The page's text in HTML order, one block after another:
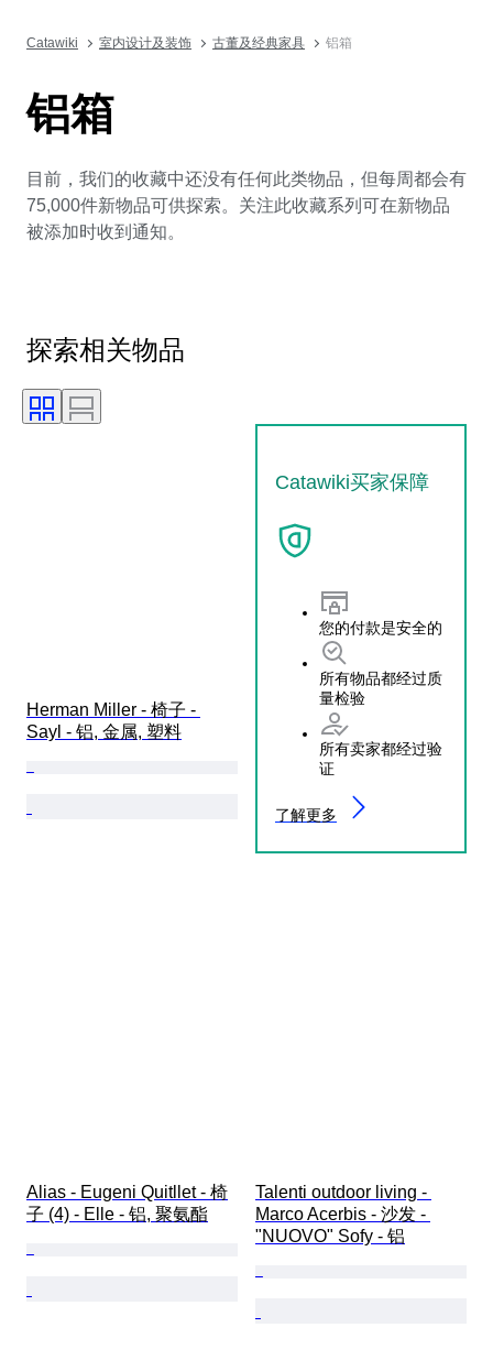
Catawiki 室内设计及装饰 古董及经典家具 铝箱
铝箱
目前，我们的收藏中还没有任何此类物品，但每周都会有
75,000件新物品可供探索。关注此收藏系列可在新物品
被添加时收到通知。
探索相关物品
Catawiki买家保障
您的付款是安全的
所有物品都经过质
量检验
所有卖家都经过验
证
了解更多
Herman Miller - 椅子 -
Sayl - 铝, 金属, 塑料
Alias - Eugeni Quitllet - 椅
子 (4) - Elle - 铝, 聚氨酯
Talenti outdoor living -
Marco Acerbis - 沙发 -
"NUOVO" Sofy - 铝